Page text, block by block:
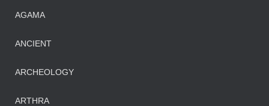
AGAMA
ANCIENT
ARCHEOLOGY
ARTHRA